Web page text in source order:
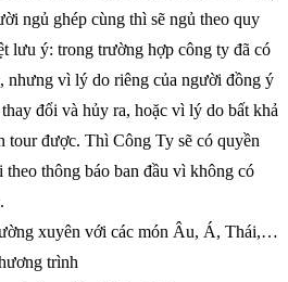
ngủ ghép cùng thì sẽ ngủ theo quy
lưu ý: trong trường hợp công ty đã có
nhưng vì lý do riêng của người đồng ý
đổi và hủy ra, hoặc vì lý do bất khả
tour được. Thì Công Ty sẽ có quyền
theo thông báo ban đầu vì không có
xuyên với các món Âu, Á, Thái,…
trình